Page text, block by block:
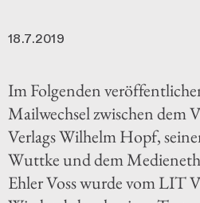
18.7.2019
Im Folgenden
Mailwechsel zwischen dem
Verlags Wilhelm Hopf,
Wuttke und dem
Ehler Voss wurde vom LIT